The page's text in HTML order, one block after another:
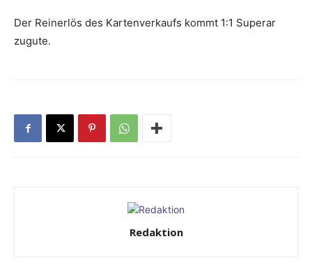
Der Reinerlös des Kartenverkaufs kommt 1:1 Superar
zugute.
Redaktion